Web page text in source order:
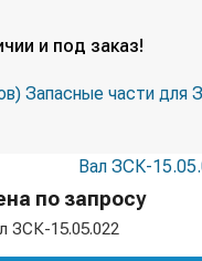
и под заказ!
Запасные части для
по запросу
ЗСК-15.05.022